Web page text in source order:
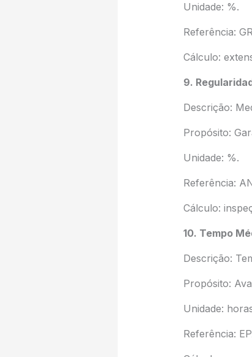
Unidade: %.
Referência:
Cálculo:
9.
Descrição:
Propósito:
Unidade: %.
Referência:
Cálculo:
10. Tempo
Descrição:
Propósito:
Unidade:
Referência: